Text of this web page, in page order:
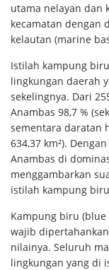
utama nelayan dan
kecamatan dengan
kelautan (marine
Istilah kampung
lingkungan daerah
sekelingnya. Dari
Anambas 98,7 %
sementara daratan
634,37 km²).
Anambas di
menggambarkan
istilah kampung
Kampung biru
wajib
nilainya. Seluruh
lingkungan yang di